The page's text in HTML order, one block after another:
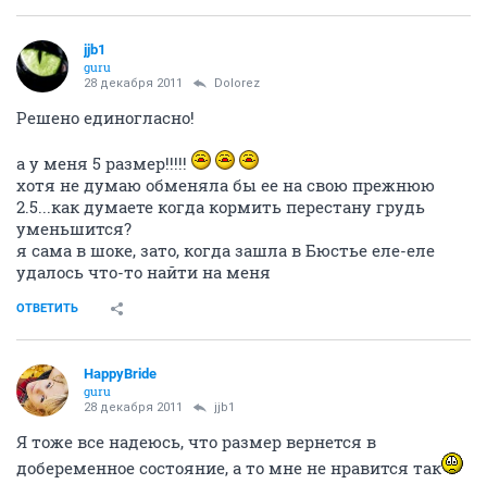
jjb1
guru
28 декабря 2011 Dolorez
Решено единогласно!
а у меня 5 размер!!!!!
хотя не думаю обменяла бы ее на свою прежнюю
2.5...как думаете когда кормить перестану грудь
уменьшится?
я сама в шоке, зато, когда зашла в Бюстье еле-еле
удалось что-то найти на меня
ОТВЕТИТЬ
HappyBride
guru
28 декабря 2011 jjb1
Я тоже все надеюсь, что размер вернется в
добеременное состояние, а то мне не нравится так